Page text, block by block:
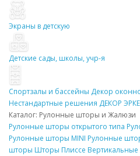
Экраны в детскую
Детские сады, школы, учр-я
Спортзалы и бассейны Декор
Нестандартные решения ДЕКОР
Каталог: Рулонные шторы и Жалюзи
Рулонные шторы открытого типа
Рулонные шторы MINI Рулонные
шторы Шторы Плиссе